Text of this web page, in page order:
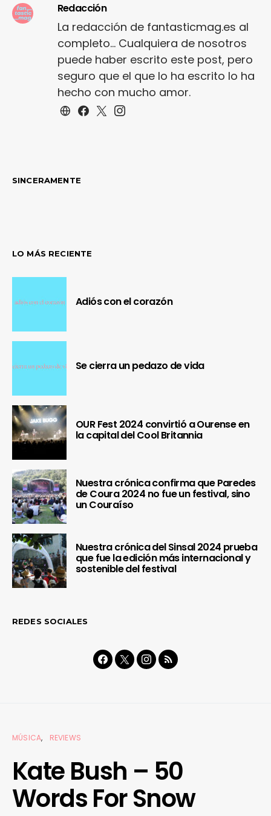
Redacción
La redacción de fantasticmag.es al
completo... Cualquiera de nosotros
puede haber escrito este post, pero
seguro que el que lo ha escrito lo ha
hecho con mucho amor.
SINCERAMENTE
LO MÁS RECIENTE
Adiós con el corazón
Se cierra un pedazo de vida
OUR Fest 2024 convirtió a Ourense en
la capital del Cool Britannia
Nuestra crónica confirma que Paredes
de Coura 2024 no fue un festival, sino
un Couraíso
Nuestra crónica del Sinsal 2024 prueba
que fue la edición más internacional y
sostenible del festival
REDES SOCIALES
MÚSICA REVIEWS
Kate Bush – 50
Words For Snow